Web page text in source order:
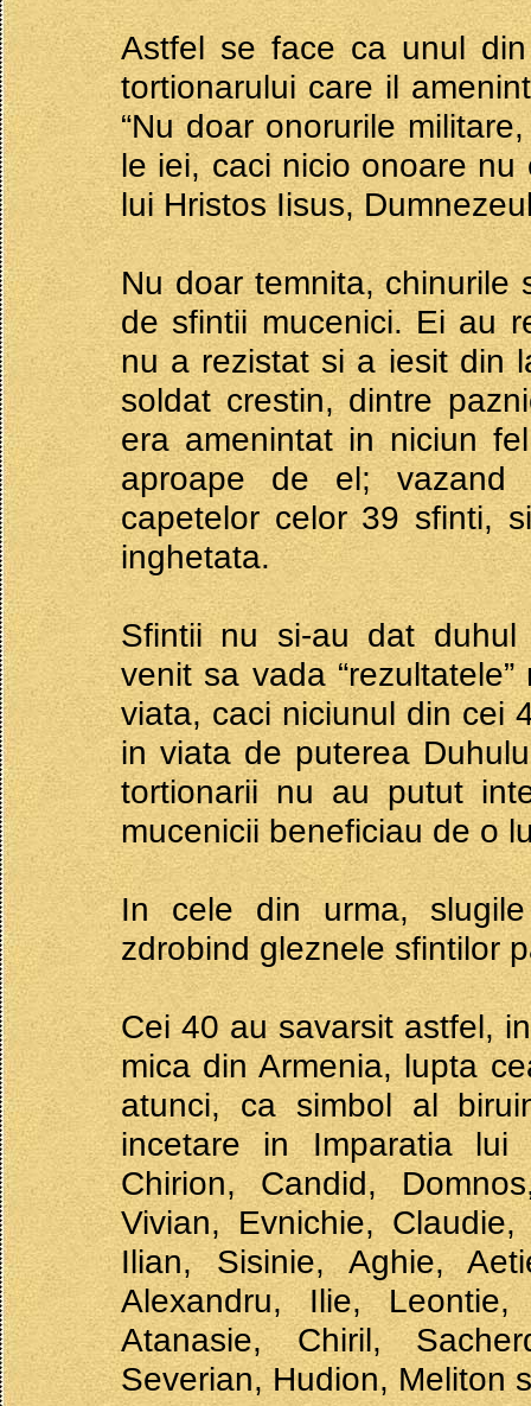
Astfel se face ca unul
tortionarului care il
“Nu doar onorurile
le iei, caci nicio onoare
lui Hristos Iisus,
Nu doar temnita, chinurile
de sfintii mucenici. Ei au
nu a rezistat si a iesit din
soldat crestin, dintre
era amenintat in niciun
aproape de el; vazand
capetelor celor 39 sfinti,
inghetata.
Sfintii nu si-au dat duhul
venit sa vada
viata, caci niciunul din cei
in viata de puterea
tortionarii nu au putut
mucenicii beneficiau de o
In cele din urma, slugile
zdrobind gleznele sfintilor
Cei 40 au savarsit astfel,
mica din Armenia, lupta
atunci, ca simbol al
incetare in Imparatia lui
Chirion, Candid,
Vivian, Evnichie,
Ilian, Sisinie, Aghie,
Alexandru, Ilie,
Atanasie, Chiril,
Severian, Hudion, Meliton